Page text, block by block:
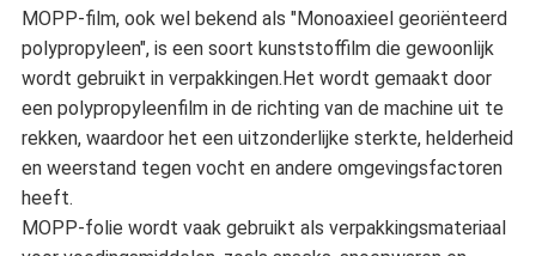
MOPP-film, ook wel bekend als "Monoaxieel georiënteerd
polypropyleen", is een soort kunststoffilm die gewoonlijk
wordt gebruikt in verpakkingen.Het wordt gemaakt door
een polypropyleenfilm in de richting van de machine uit te
rekken, waardoor het een uitzonderlijke sterkte, helderheid
en weerstand tegen vocht en andere omgevingsfactoren
heeft.
MOPP-folie wordt vaak gebruikt als verpakkingsmateriaal